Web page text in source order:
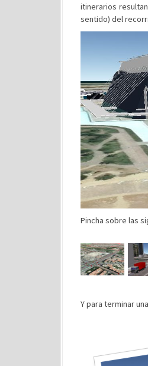
itinerarios
sentido) del
Pincha sobre las
Y para terminar